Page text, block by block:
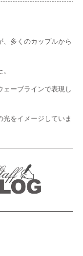
、多くのカップルから
ェーブラインで表現し
をイメージしていま